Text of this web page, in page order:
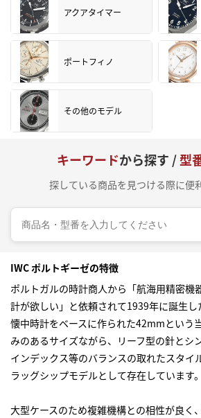
アクアタイマー
ポートフィノ
その他のモデル
キーワードから探す /型
探している商品を見つける際に便
IWC ポルトギーゼの特徴
ポルトガルの時計商人から「航海用精密機
計が欲しい」と依頼されて1939年に誕生し
懐中時計をベースに作られた42mmという
みのあるサイズながら、リーフ型の針とシ
インデックス等のバランスの取れたスタイ
ラッグシップモデルとして存在しています。
大型ケースのため複雑機構との相性が良く